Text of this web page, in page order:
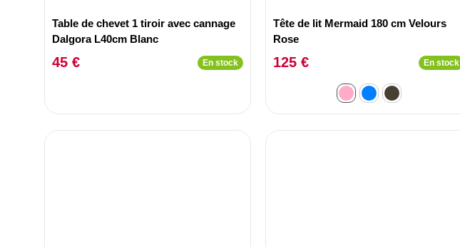
Table de chevet 1 tiroir avec cannage
Dalgora L40cm Blanc
45 € En stock
Tête de lit Mermaid 180 cm Velours
Rose
125 € En stock